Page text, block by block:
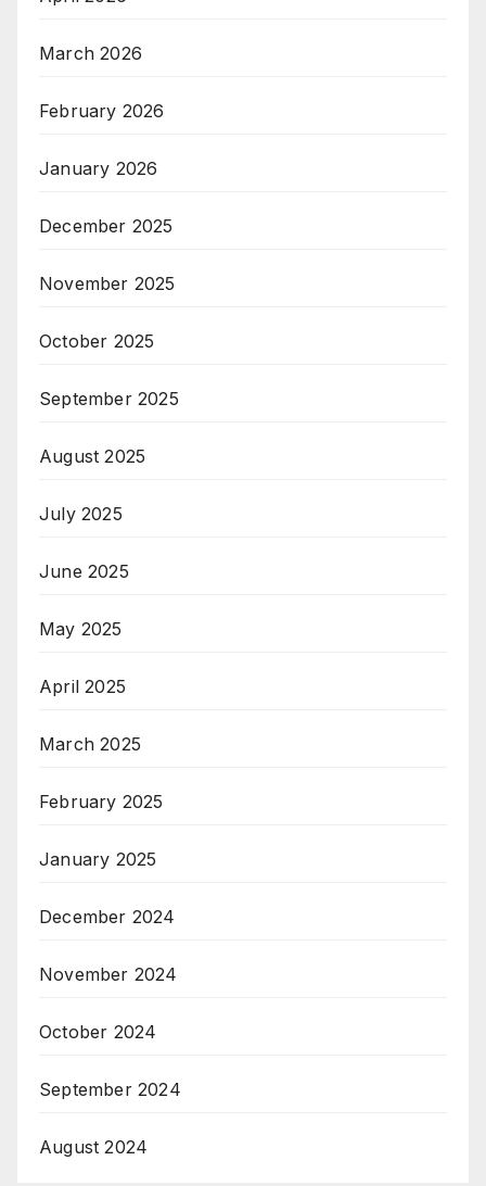
March 2026
February 2026
January 2026
December 2025
November 2025
October 2025
September 2025
August 2025
July 2025
June 2025
May 2025
April 2025
March 2025
February 2025
January 2025
December 2024
November 2024
October 2024
September 2024
August 2024